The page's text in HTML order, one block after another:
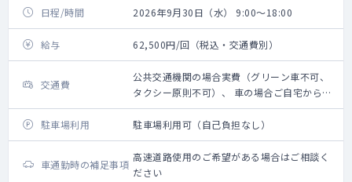
日程/時間 2026年9月30日（水） 9:00～18:00
給与 62,500円/回（税込・交通費別）
交通費
公共交通機関の場合実費（グリーン車不可、
タクシー原則不可）、 車の場合ご自宅からの
距離に応じ 規定に則り支給
駐車場利用
駐車場利用可（自己負担なし）
車通勤時の補足事項
高速道路使用のご希望がある場合はご相談く
ださい